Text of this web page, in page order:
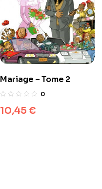
Mariage – Tome 2
0
10,45 €